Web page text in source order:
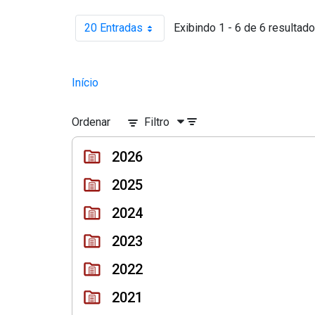
20 EntradasPor página Exibindo 1 - 6 de 6
Início
Ordenar Filtro
2026
2025
2024
2023
2022
2021